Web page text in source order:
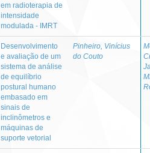
em radioterapia de
intensidade
modulada - IMRT
Desenvolvimento
e avaliação de um
sistema de análise
de equilíbrio
postural humano
embasado em
sinais de
inclinômetros e
máquinas de
suporte vetorial
Pinheiro, Vinícius
do Couto